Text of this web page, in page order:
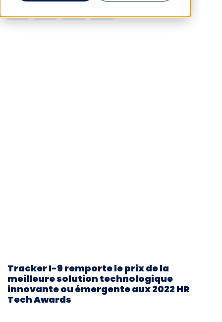
Tracker I-9 remporte le prix de la
meilleure solution technologique
innovante ou émergente aux 2022 HR
Tech Awards